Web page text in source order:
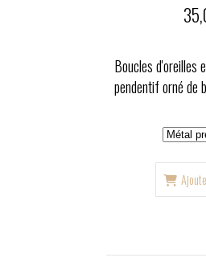
Boucles d'oreilles
pendentif orné de